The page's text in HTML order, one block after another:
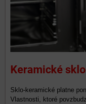
Keramické
Sklo-keramické platne
Vlastnosti, ktoré